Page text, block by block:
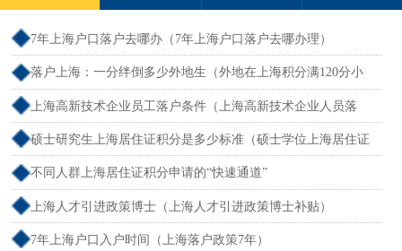
7年上海户口落户去哪办（7年上海户口落户去哪办理）
落户上海：一分绊倒多少外地生（外地在上海积分满120分小
孩可以考上海大学吗）
上海高新技术企业员工落户条件（上海高新技术企业人员落
户）
硕士研究生上海居住证积分是多少标准（硕士学位上海居住证
积分）
不同人群上海居住证积分申请的“快速通道”
上海人才引进政策博士（上海人才引进政策博士补贴）
7年上海户口入户时间（上海落户政策7年）